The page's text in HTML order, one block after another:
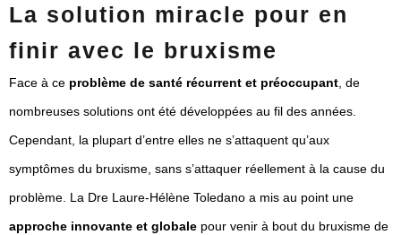
La solution miracle pour en
finir avec le bruxisme
Face à ce problème de santé récurrent et préoccupant, de
nombreuses solutions ont été développées au fil des années.
Cependant, la plupart d’entre elles ne s’attaquent qu’aux
symptômes du bruxisme, sans s’attaquer réellement à la cause du
problème. La Dre Laure-Hélène Toledano a mis au point une
approche innovante et globale pour venir à bout du bruxisme de